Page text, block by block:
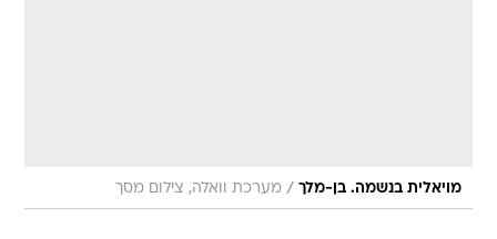
מויאלית בנשמה. בן-מלך / מערכת וואלה, צילום מסך